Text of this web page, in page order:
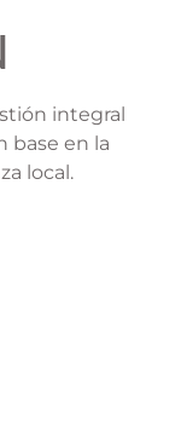
integral
base en la
local.